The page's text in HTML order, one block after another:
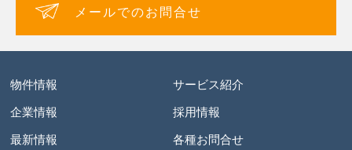
メールでのお問合せ
物件情報 サービス紹介
企業情報 採用情報
最新情報 各種お問合せ